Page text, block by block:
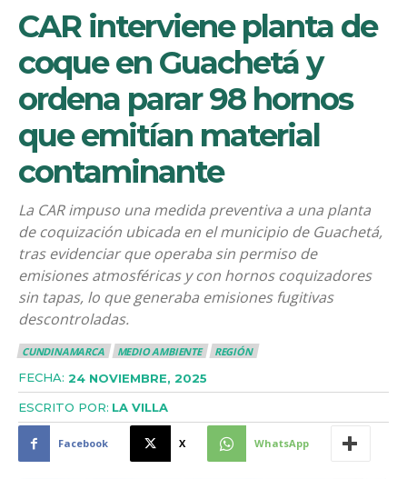
CAR interviene planta de
coque en Guachetá y
ordena parar 98 hornos
que emitían material
contaminante
La CAR impuso una medida preventiva a una planta
de coquización ubicada en el municipio de Guachetá,
tras evidenciar que operaba sin permiso de
emisiones atmosféricas y con hornos coquizadores
sin tapas, lo que generaba emisiones fugitivas
descontroladas.
CUNDINAMARCA MEDIO AMBIENTE REGIÓN
FECHA: 24 NOVIEMBRE, 2025
ESCRITO POR: LA VILLA
Facebook X WhatsApp